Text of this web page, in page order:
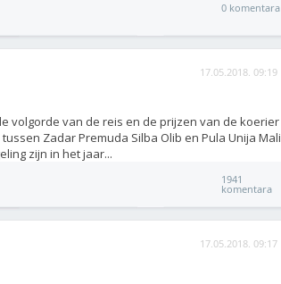
0 komentara
17.05.2018. 09:19
volgorde van de reis en de prijzen van de koerier
Zadar Premuda Silba Olib en Pula Unija Mali
zijn in het jaar...
1941
komentara
17.05.2018. 09:17